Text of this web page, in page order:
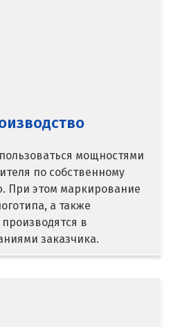
мощностями
по собственному
При этом маркирование
а также
в
заказчика.